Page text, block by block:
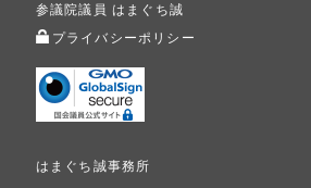
参議院議員 はまぐち誠
プライバシーポリシー
はまぐち誠事務所